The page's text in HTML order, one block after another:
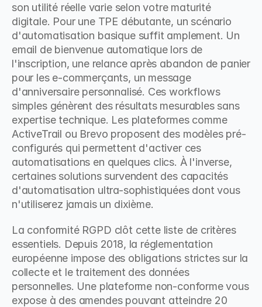
son utilité réelle varie selon votre maturité
digitale. Pour une TPE débutante, un scénario
d'automatisation basique suffit amplement. Un
email de bienvenue automatique lors de
l'inscription, une relance après abandon de panier
pour les e-commerçants, un message
d'anniversaire personnalisé. Ces workflows
simples génèrent des résultats mesurables sans
expertise technique. Les plateformes comme
ActiveTrail ou Brevo proposent des modèles pré-
configurés qui permettent d'activer ces
automatisations en quelques clics. À l'inverse,
certaines solutions survendent des capacités
d'automatisation ultra-sophistiquées dont vous
n'utiliserez jamais un dixième.
La conformité RGPD clôt cette liste de critères
essentiels. Depuis 2018, la réglementation
européenne impose des obligations strictes sur la
collecte et le traitement des données
personnelles. Une plateforme non-conforme vous
expose à des amendes pouvant atteindre 20